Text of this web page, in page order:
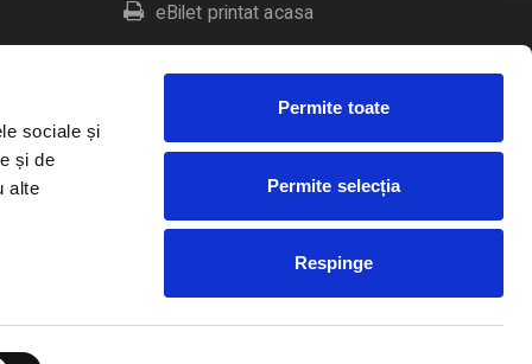
sociale și
și de
alte
Permite toate
Permite selecția
Respinge
eBilet printat acasa
Livrare prin curier
Duplicare bilete